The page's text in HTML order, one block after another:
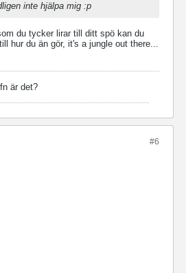
inte hjälpa mig :p
du tycker lirar till ditt spö kan du
hur du än gör, it's a jungle out there...
är det?
#6